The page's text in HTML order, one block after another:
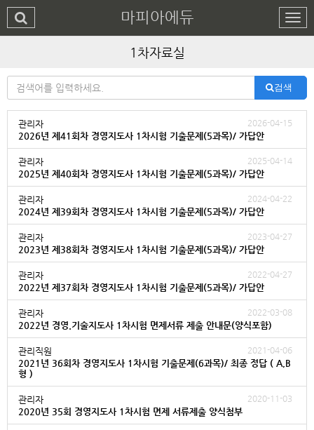
마피아에듀
1차자료실
검색
관리자 2026-04-15
2026년 제41회차 경영지도사 1차시험 기출문제(5과목)/ 가답안
관리자 2025-04-14
2025년 제40회차 경영지도사 1차시험 기출문제(5과목)/ 가답안
관리자 2024-04-22
2024년 제39회차 경영지도사 1차시험 기출문제(5과목)/ 가답안
관리자 2023-04-27
2023년 제38회차 경영지도사 1차시험 기출문제(5과목)/ 가답안
관리자 2022-04-27
2022년 제37회차 경영지도사 1차시험 기출문제(5과목)/ 가답안
관리자 2022-03-08
2022년 경영.기술지도사 1차시험 면제서류 제출 안내문(양식포함)
관리직원 2021-04-06
2021년 36회차 경영지도사 1차시험 기출문제(6과목)/ 최종 정답 ( A,B
형 )
관리자 2020-11-03
2020년 35회 경영지도사 1차시험 면제 서류제출 양식첨부